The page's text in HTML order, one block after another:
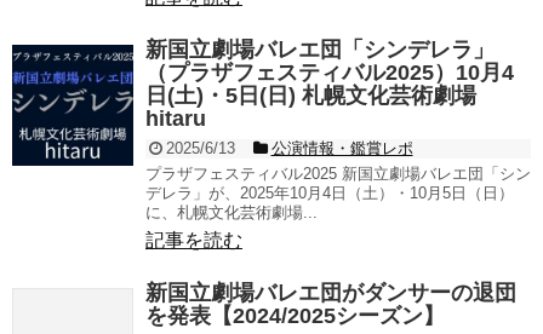
新国立劇場バレエ団「シンデレラ」
（プラザフェスティバル2025）10月4
日(土)・5日(日) 札幌文化芸術劇場
hitaru
2025/6/13
公演情報・鑑賞レポ
プラザフェスティバル2025 新国立劇場バレエ団「シン
デレラ」が、2025年10月4日（土）・10月5日（日）
に、札幌文化芸術劇場...
記事を読む
新国立劇場バレエ団がダンサーの退団
を発表【2024/2025シーズン】